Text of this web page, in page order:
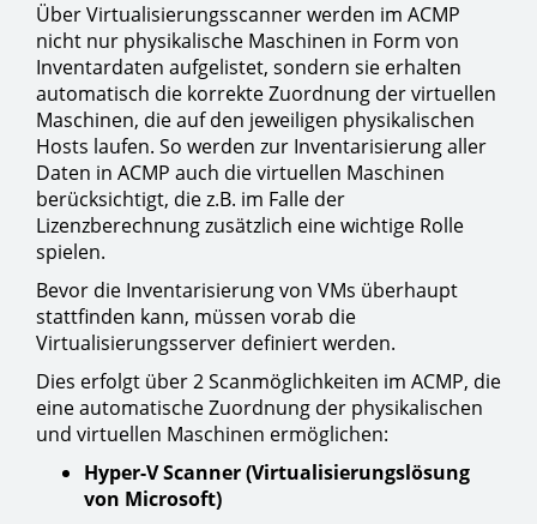
Über Virtualisierungsscanner werden im ACMP
nicht nur physikalische Maschinen in Form von
Inventardaten aufgelistet, sondern sie erhalten
automatisch die korrekte Zuordnung der virtuellen
Maschinen, die auf den jeweiligen physikalischen
Hosts laufen. So werden zur Inventarisierung aller
Daten in ACMP auch die virtuellen Maschinen
berücksichtigt, die z.B. im Falle der
Lizenzberechnung zusätzlich eine wichtige Rolle
spielen.
Bevor die Inventarisierung von VMs überhaupt
stattfinden kann, müssen vorab die
Virtualisierungsserver definiert werden.
Dies erfolgt über 2 Scanmöglichkeiten im ACMP, die
eine automatische Zuordnung der physikalischen
und virtuellen Maschinen ermöglichen:
Hyper-V Scanner (Virtualisierungslösung
von Microsoft)